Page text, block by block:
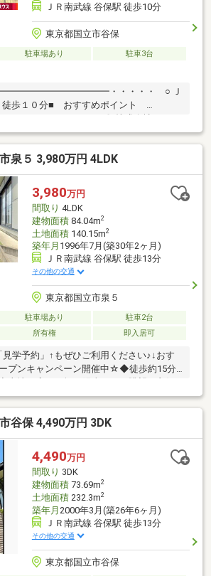
ＪＲ南武線 谷保駅 徒歩10分
東京都国立市谷保
駐車場あり
駐車3台
・・・・・ ○ Ｊ
徒歩１０分■ おすすめポイント
シャッター付（１階） 〇 ２重窓（1
約２１．９帖のＬＤＫ ○ 南向きバルコ
○ 家族との対話が弾む対面式キッチ
クインクローゼット有り ○ 約７．７帖
全居室に収納有り 〇 24時間換気システ
泉５ 3,980万円 4LDK
3,980万円
間取り 4LDK
建物面積84.04m2
土地面積140.15m2
築年月 1996年7月(築30年2ヶ月)
ＪＲ南武線 谷保駅 徒歩13分
その他の交通
東京都国立市泉５
駐車場あり
駐車2台
所有権 即入居可
見学予約」↑もぜひご利用ください♪↓おす
ンキャンペーン開催中☆◆徒歩約15分
くれる広いお庭付き☆ 売主様が丁寧に
◆納戸＆小屋裏収納付きの4LDKタイプ
能 (車種による) 嬉しいカーポート付き
お買い物スポットが充実♪◆小中学校徒
安心の立地☆＊オープンキャンペーン詳
ト情報」をご覧ください！＊いつでもお気
い♪
谷保 4,490万円 3DK
4,490万円
間取り 3DK
建物面積73.69m2
土地面積232.3m2
築年月 2000年3月(築26年6ヶ月)
ＪＲ南武線 谷保駅 徒歩13分
その他の交通
東京都国立市谷保